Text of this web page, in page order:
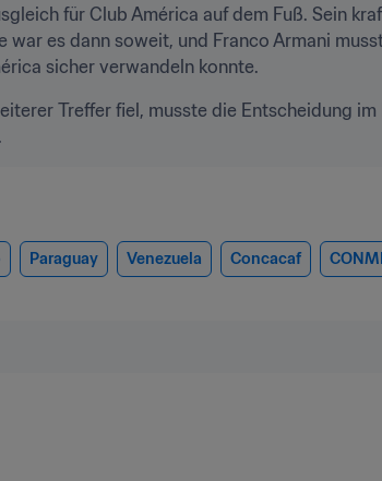
für Club América auf dem Fuß. Sein
war es dann soweit, und Franco Armani
sicher verwandeln konnte.
Treffer fiel, musste die Entscheidung
Paraguay Venezuela Concacaf